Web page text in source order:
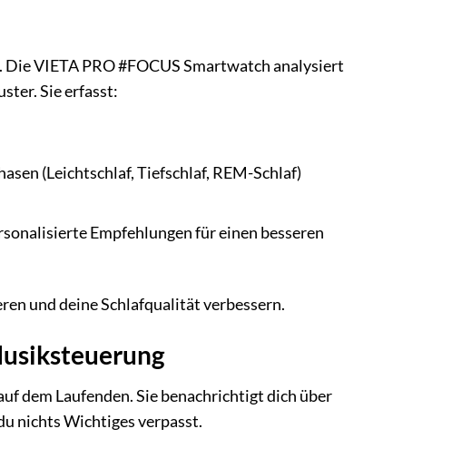
VIETA PRO #FOCUS Smartwatch analysiert
Sie erfasst:
(Leichtschlaf, Tiefschlaf, REM-Schlaf)
Empfehlungen für einen besseren
und deine Schlafqualität verbessern.
dem Laufenden. Sie benachrichtigt dich über
nichts Wichtiges verpasst.